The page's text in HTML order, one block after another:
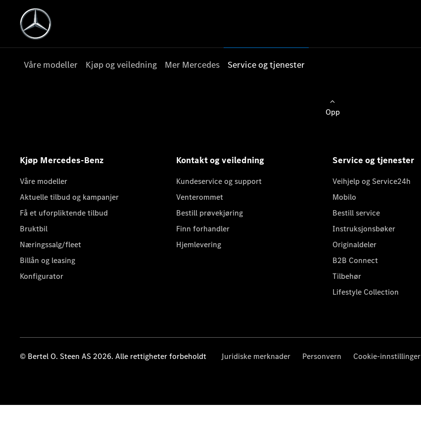
Våre modeller Kjøp og veiledning Mer Mercedes Service og tjenester
Opp
Kjøp Mercedes-Benz
Våre modeller
Aktuelle tilbud og kampanjer
Få et uforpliktende tilbud
Bruktbil
Næringssalg/fleet
Billån og leasing
Konfigurator
Kontakt og veiledning
Kundeservice og support
Venterommet
Bestill prøvekjøring
Finn forhandler
Hjemlevering
Service og tjenester
Veihjelp og Service24h
Mobilo
Bestill service
Instruksjonsbøker
Originaldeler
B2B Connect
Tilbehør
Lifestyle Collection
© Bertel O. Steen AS 2026. Alle rettigheter forbeholdt Juridiske merknader Personvern Cookie-innstillinger